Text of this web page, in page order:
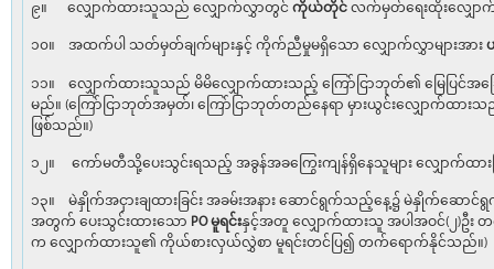
၉။ လျှောက်ထားသူသည် လျှောက်လွှာတွင်ကိုယ်တိုင် လက်မှတ်ရေးထိုးလျှော
၁၀။ အထက်ပါ သတ်မှတ်ချက်များနှင့် ကိုက်ညီမှုမရှိသော လျှောက်လွှာများအား
၁၁။ လျှောက်ထားသူသည် မိမိလျှောက်ထားသည့် ကြော်ငြာဘုတ်၏ မြေပြင်အခ
မည်။ (ကြော်ငြာဘုတ်အမှတ်၊ ကြော်ငြာဘုတ်တည်နေရာ မှားယွင်းလျှောက်ထ
ဖြစ်သည်။)
၁၂။ ကော်မတီသို့ပေးသွင်းရသည့် အခွန်အခကြွေးကျန်ရှိနေသူများ လျှောက်ထ
၁၃။ မဲနှိုက်အငှားချထားခြင်း အခမ်းအနား ဆောင်ရွက်သည့်နေ့၌ မဲနှိုက်ဆေ
အတွက် ပေးသွင်းထားသော POမူရင်းနှင့်အတူ လျှောက်ထားသူ အပါအဝင်(၂)ဦ
က လျှောက်ထားသူ၏ ကိုယ်စားလှယ်လွှဲစာ မူရင်းတင်ပြ၍ တက်ရောက်နိုင်သည်။)